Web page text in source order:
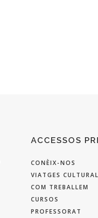
ACCESSOS
CONÈIX-NOS
VIATGES
COM TREBALLEM
CURSOS
PROFESSORAT